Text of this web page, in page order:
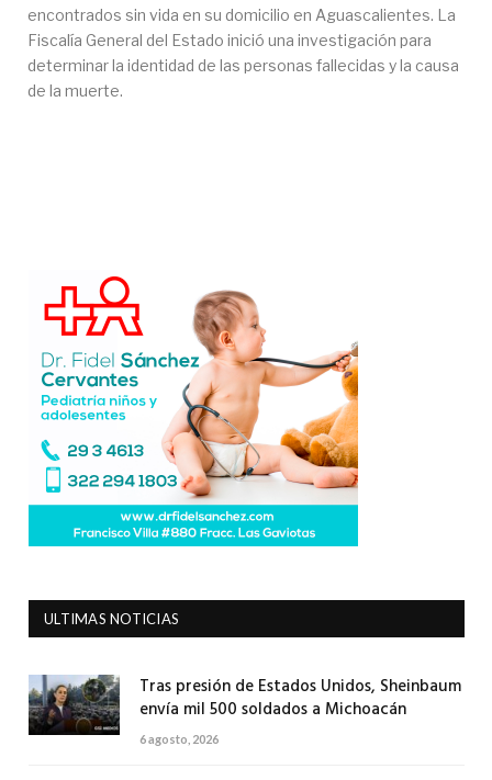
encontrados sin vida en su domicilio en Aguascalientes. La
Fiscalía General del Estado inició una investigación para
determinar la identidad de las personas fallecidas y la causa
de la muerte.
ULTIMAS NOTICIAS
Tras presión de Estados Unidos, Sheinbaum
envía mil 500 soldados a Michoacán
6 agosto, 2026